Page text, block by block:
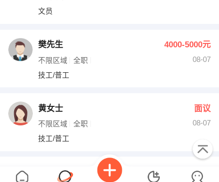
文员
樊先生 4000-5000元
不限区域 全职
08-07
技工/普工
黄女士 面议
不限区域 全职
08-07
技工/普工
张女士 3000-4000元